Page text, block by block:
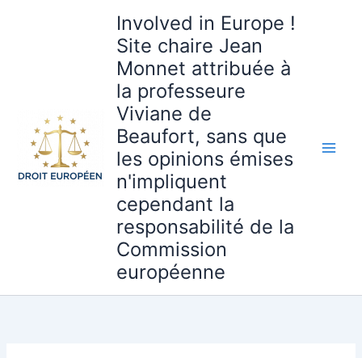
Involved in Europe !
Site chaire Jean
Monnet attribuée à
la professeure
Viviane de
Beaufort, sans que
les opinions émises
n'impliquent
cependant la
responsabilité de la
Commission
européenne